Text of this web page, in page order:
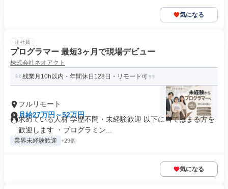
気になる
正社員
プログラマー 最短3ヶ月で現場デビュー
株式会社ネオアクト
残業月10h以内・年間休日128日・リモート可
フルリモート
月給27万円～52万円
求めている人材 学歴不問・未経験歓迎 以下に当てはまる方を
歓迎します ・プログラミン...
業界未経験歓迎 +29個
気になる